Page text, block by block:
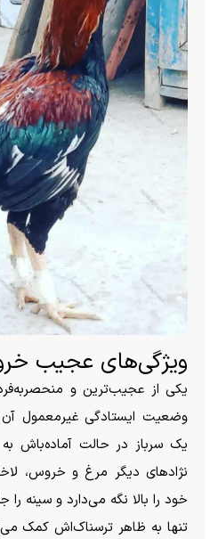
ویژگی‌های عجیب
یکی از عجیب‌ترین و
وضعیت ایستادگی غیرمعمول
یک سرباز در حالت آماده‌باش
نژاد‌های دیگر مرغ و خروس،
خود را بالا نگه می‌دارد و سینه
تنها به ظاهر ترسناک‌اش کمک